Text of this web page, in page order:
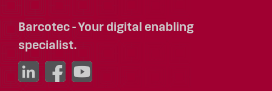
Barcotec - Your digital enabling
specialist.